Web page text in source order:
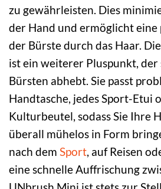
zu gewährleisten. Dies
der Hand und ermöglicht eine
der Bürste durch das Haar.
ist ein weiterer Pluspunkt,
Bürsten abhebt. Sie passt
Handtasche, jedes Sport-Etui
Kulturbeutel, sodass Sie Ihre
überall mühelos in Form
nach dem Sport, auf Reisen
eine schnelle Auffrischung